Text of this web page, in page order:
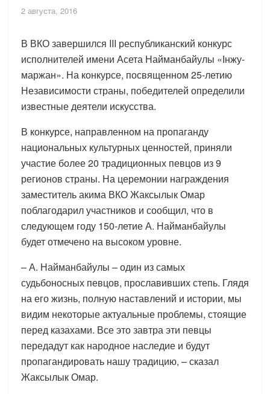
2 августа, 2016
В ВКО завершился III республиканский конкурс
исполнителей имени Асета Найманбайулы «Інжу-
маржан». На конкурсе, посвященном 25-летию
Независимости страны, победителей определили
известные деятели искусства.
В конкурсе, направленном на пропаганду
национальных культурных ценностей, приняли
участие более 20 традиционных певцов из 9
регионов страны. На церемонии награждения
заместитель акима ВКО Жаксылык Омар
поблагодарил участников и сообщил, что в
следующем году 150-летие А. Найманбайулы
будет отмечено на высоком уровне.
– А. Найманбайулы – один из самых
судьбоносных певцов, прославивших степь. Глядя
на его жизнь, полную наставлений и истории, мы
видим некоторые актуальные проблемы, стоящие
перед казахами. Все это завтра эти певцы
передадут как народное наследие и будут
пропагандировать нашу традицию, – сказал
Жаксылык Омар.